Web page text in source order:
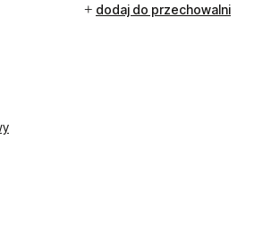
dodaj do przechowalni
kosztów płatności